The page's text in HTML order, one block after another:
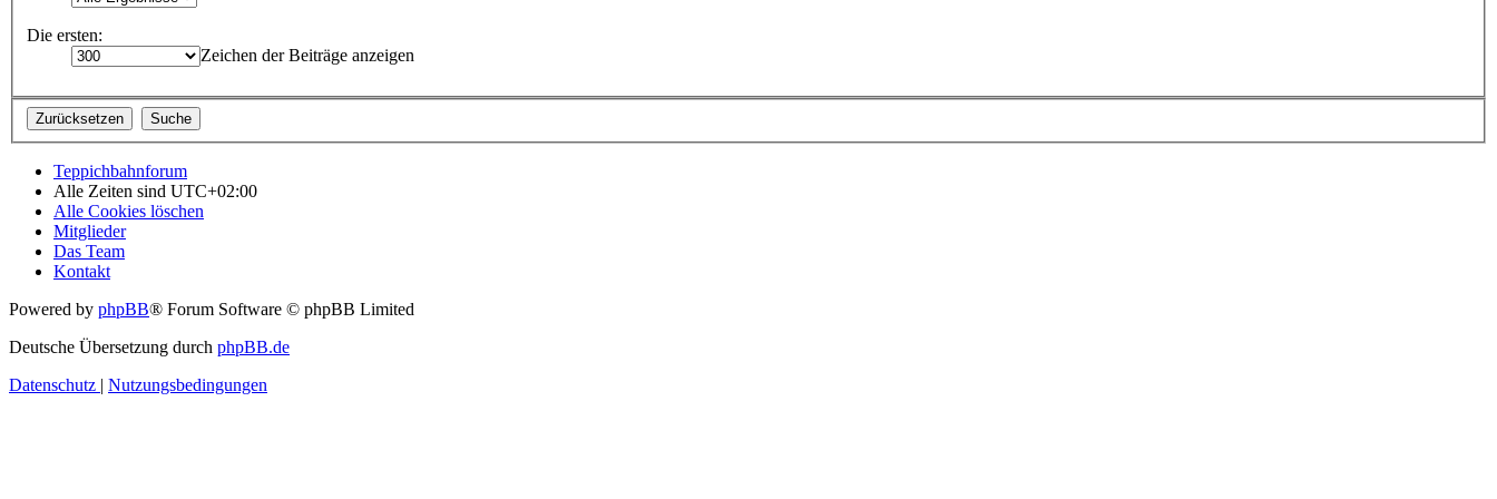
Die ersten:
Zeichen der Beiträge anzeigen
Teppichbahnforum
Alle Zeiten sind UTC+02:00
Alle Cookies löschen
Mitglieder
Das Team
Kontakt
Powered by phpBB® Forum Software © phpBB Limited
Deutsche Übersetzung durch phpBB.de
Datenschutz | Nutzungsbedingungen